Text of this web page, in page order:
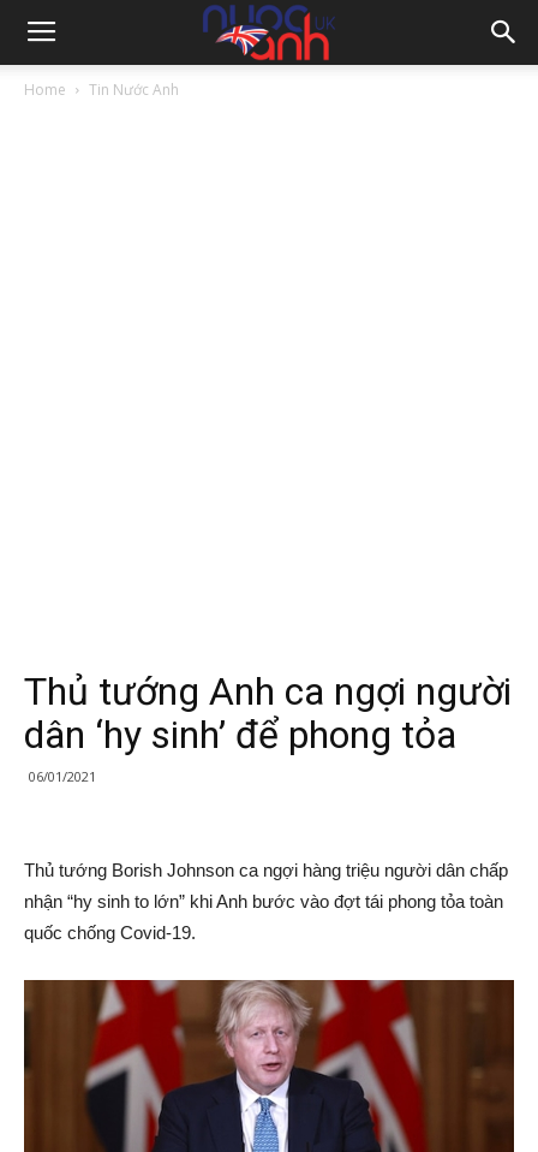
Home Tin Nước Anh
Thủ tướng Anh ca ngợi người
dân ‘hy sinh’ để phong tỏa
06/01/2021
Thủ tướng Borish Johnson ca ngợi hàng triệu người dân chấp
nhận “hy sinh to lớn” khi Anh bước vào đợt tái phong tỏa toàn
quốc chống Covid-19.